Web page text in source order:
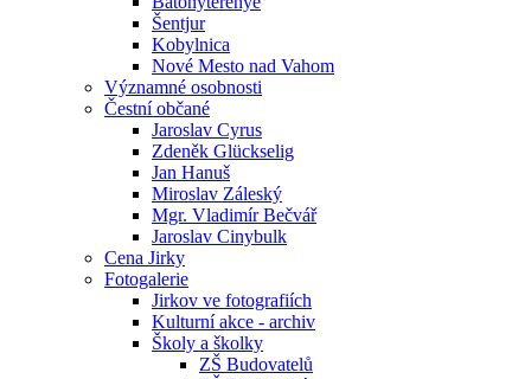
Šentjur
Kobylnica
Nové Mesto nad Vahom
Významné osobnosti
Čestní občané
Jaroslav Cyrus
Zdeněk Glückselig
Jan Hanuš
Miroslav Záleský
Mgr. Vladimír Bečvář
Jaroslav Cinybulk
Cena Jirky
Fotogalerie
Jirkov ve fotografiích
Kulturní akce - archiv
Školy a školky
ZŠ Budovatelů